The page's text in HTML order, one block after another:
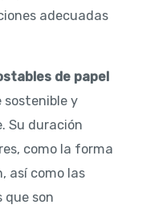
adecuadas
de papel
sostenible y
Su duración
como la forma
así como las
que son